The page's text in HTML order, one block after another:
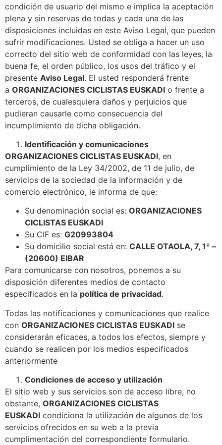
condición de usuario del mismo e implica la aceptación
plena y sin reservas de todas y cada una de las
disposiciones incluidas en este Aviso Legal, que pueden
sufrir modificaciones. Usted se obliga a hacer un uso
correcto del sitio web de conformidad con las leyes, la
buena fe, el orden público, los usos del tráfico y el
presente Aviso Legal. El usted responderá frente
a ORGANIZACIONES CICLISTAS EUSKADI o frente a
terceros, de cualesquiera daños y perjuicios que
pudieran causarle como consecuencia del
incumplimiento de dicha obligación.
Identificación y comunicaciones
ORGANIZACIONES CICLISTAS EUSKADI, en
cumplimiento de la Ley 34/2002, de 11 de julio, de
servicios de la sociedad de la información y de
comercio electrónico, le informa de que:
Su denominación social es: ORGANIZACIONES
CICLISTAS EUSKADI
Su CIF es: G20993804
Su domicilio social está en: CALLE OTAOLA, 7, 1ª –
(20600) EIBAR
Para comunicarse con nosotros, ponemos a su
disposición diferentes medios de contacto
especificados en la política de privacidad.
Todas las notificaciones y comunicaciones que realice
con ORGANIZACIONES CICLISTAS EUSKADI se
considerarán eficaces, a todos los efectos, siempre y
cuando se realicen por los medios especificados
anteriormente
Condiciones de acceso y utilización
El sitio web y sus servicios son de acceso libre, no
obstante, ORGANIZACIONES CICLISTAS
EUSKADI condiciona la utilización de algunos de los
servicios ofrecidos en su web a la previa
cumplimentación del correspondiente formulario.